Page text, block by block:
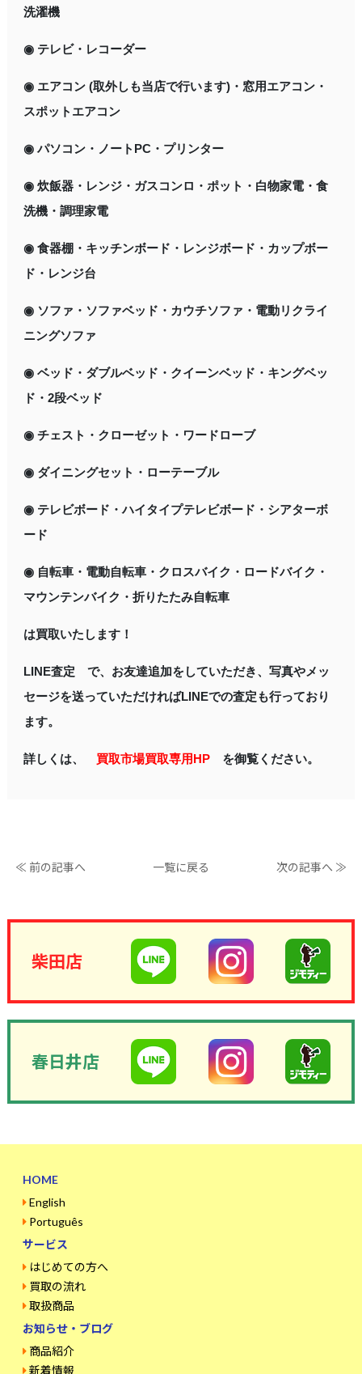
洗濯機
◉ テレビ・レコーダー
◉ エアコン (取外しも当店で行います)・窓用エアコン・
スポットエアコン
◉ パソコン・ノートPC・プリンター
◉ 炊飯器・レンジ・ガスコンロ・ポット・白物家電・食
洗機・調理家電
◉ 食器棚・キッチンボード・レンジボード・カップボー
ド・レンジ台
◉ ソファ・ソファベッド・カウチソファ・電動リクライ
ニングソファ
◉ ベッド・ダブルベッド・クイーンベッド・キングベッ
ド・2段ベッド
◉ チェスト・クローゼット・ワードローブ
◉ ダイニングセット・ローテーブル
◉ テレビボード・ハイタイプテレビボード・シアターボ
ード
◉ 自転車・電動自転車・クロスバイク・ロードバイク・
マウンテンバイク・折りたたみ自転車
は買取いたします！
LINE査定 で、お友達追加をしていただき、写真やメッ
セージを送っていただければLINEでの査定も行っており
ます。
詳しくは、 買取市場買取専用HPを御覧ください。
≪ 前の記事へ 一覧に戻る 次の記事へ ≫
柴田店
春日井店
HOME
English
Português
サービス
はじめての方へ
買取の流れ
取扱商品
お知らせ・ブログ
商品紹介
新着情報